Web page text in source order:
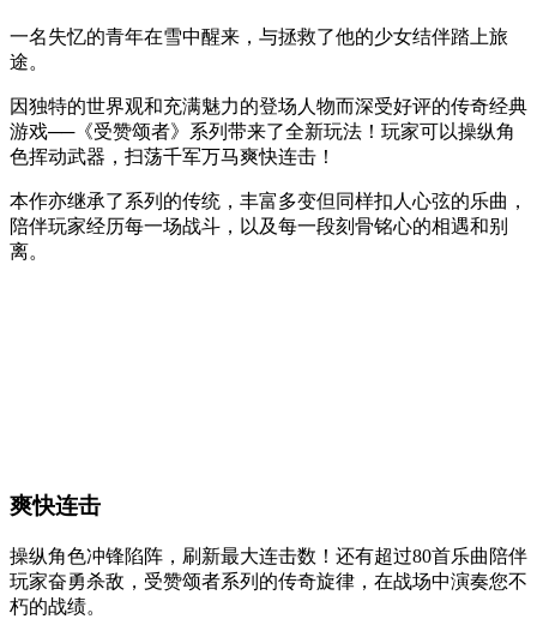
一名失忆的青年在雪中醒来，与拯救了他的少女结伴踏上旅
途。
因独特的世界观和充满魅力的登场人物而深受好评的传奇经典
游戏──《受赞颂者》系列带来了全新玩法！玩家可以操纵角
色挥动武器，扫荡千军万马爽快连击！
本作亦继承了系列的传统，丰富多变但同样扣人心弦的乐曲，
陪伴玩家经历每一场战斗，以及每一段刻骨铭心的相遇和别
离。
爽快连击
操纵角色冲锋陷阵，刷新最大连击数！还有超过80首乐曲陪伴
玩家奋勇杀敌，受赞颂者系列的传奇旋律，在战场中演奏您不
朽的战绩。